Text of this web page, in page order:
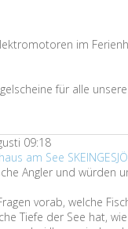
im
für alle
09:18
am See
Angler und würden
vorab, welche
Tiefe der See hat,